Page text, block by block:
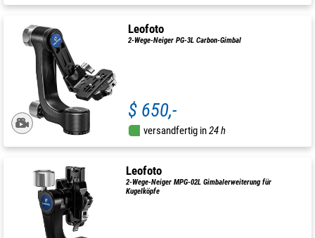
Leofoto
2-Wege-Neiger PG-3L Carbon-Gimbal
$ 650,-
versandfertig in24 h
Leofoto
2-Wege-Neiger MPG-02L Gimbalerweiterung für
Kugelköpfe